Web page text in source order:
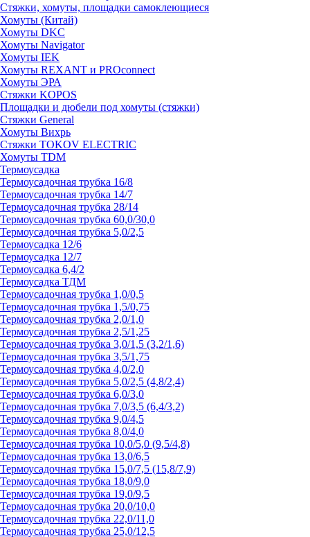
Стяжки, хомуты, площадки самоклеющиеся
Хомуты (Китай)
Хомуты DKC
Хомуты Navigator
Хомуты IEK
Хомуты REXANT и PROconnect
Хомуты ЭРА
Стяжки KOPOS
Площадки и дюбели под хомуты (стяжки)
Стяжки General
Хомуты Вихрь
Стяжки TOKOV ELECTRIC
Хомуты TDM
Термоусадка
Термоусадочная трубка 16/8
Термоусадочная трубка 14/7
Термоусадочная трубка 28/14
Термоусадочная трубка 60,0/30,0
Термоусадочная трубка 5,0/2,5
Термоусадка 12/6
Термоусадка 12/7
Термоусадка 6,4/2
Термоусадка ТДМ
Термоусадочная трубка 1,0/0,5
Термоусадочная трубка 1,5/0,75
Термоусадочная трубка 2,0/1,0
Термоусадочная трубка 2,5/1,25
Термоусадочная трубка 3,0/1,5 (3,2/1,6)
Термоусадочная трубка 3,5/1,75
Термоусадочная трубка 4,0/2,0
Термоусадочная трубка 5,0/2,5 (4,8/2,4)
Термоусадочная трубка 6,0/3,0
Термоусадочная трубка 7,0/3,5 (6,4/3,2)
Термоусадочная трубка 9,0/4,5
Термоусадочная трубка 8,0/4,0
Термоусадочная трубка 10,0/5,0 (9,5/4,8)
Термоусадочная трубка 13,0/6,5
Термоусадочная трубка 15,0/7,5 (15,8/7,9)
Термоусадочная трубка 18,0/9,0
Термоусадочная трубка 19,0/9,5
Термоусадочная трубка 20,0/10,0
Термоусадочная трубка 22,0/11,0
Термоусадочная трубка 25,0/12,5